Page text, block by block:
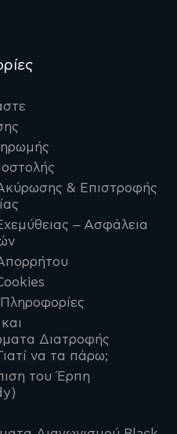
& Επιστροφής
– Ασφάλεια
Διατροφής
να τα πάρω;
του Έρπη